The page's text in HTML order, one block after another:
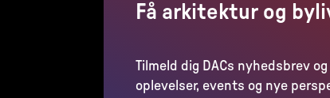
Få arkitektur og
Tilmeld dig DACs nyhedsbrev
oplevelser, events og nye